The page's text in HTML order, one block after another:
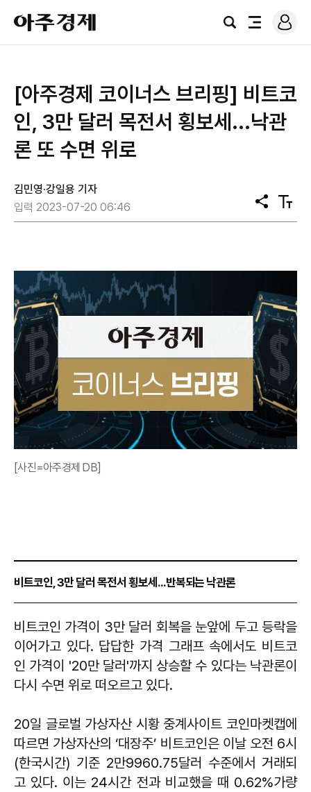
아
주
경
검
전
로
그
​[아주경제 코이너스 브리핑] 비트코
인, 3만 달러 목전서 횡보세...낙관
론 또 수면 위로
김민영·강일용 기자
입력 2023-07-20 06:46
공
유
텍
스
[사진=아주경제 DB]
비트코인, 3만 달러 목전서 횡보세...반복되는 낙관론
비트코인 가격이 3만 달러 회복을 눈앞에 두고 등락을
이어가고 있다. 답답한 가격 그래프 속에서도 비트코
인 가격이 '20만 달러'까지 상승할 수 있다는 낙관론이
다시 수면 위로 떠오르고 있다.
20일 글로벌 가상자산 시황 중계사이트 코인마켓캡에
따르면 가상자산의 ‘대장주’ 비트코인은 이날 오전 6시
(한국시간) 기준 2만9960.75달러 수준에서 거래되
고 있다. 이는 24시간 전과 비교했을 때 0.62%가량